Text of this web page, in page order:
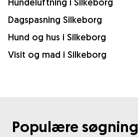
Dagspasning Silkeborg
Hund og hus i Silkeborg
Visit og mad i Silkeborg
Populære